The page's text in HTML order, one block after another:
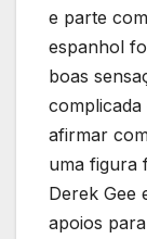
e parte
espanhol
boas
complicada
afirmar
uma figura
Derek Gee
apoios